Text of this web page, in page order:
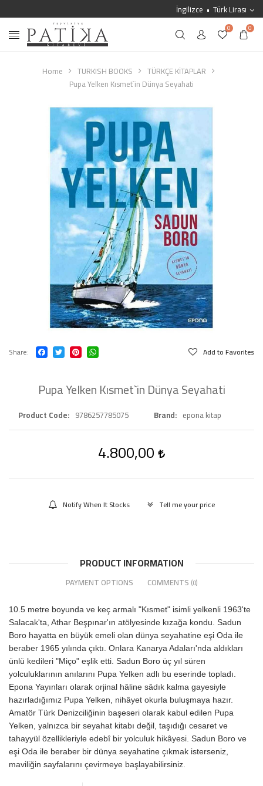
İngilizce Türk Lirası
0 0
Home TURKISH BOOKS
TÜRKÇE KİTAPLAR
Pupa Yelken Kısmet`in Dünya Seyahati
Share Add to Favorites
Pupa Yelken Kısmet`in Dünya Seyahati
Product Code 9786257785075 Brand epona kitap
4.800,00
Notify When It Stocks Tell me your price
PRODUCT INFORMATION
PAYMENT OPTIONS COMMENTS (0)
10.5 metre boyunda ve keç armalı "Kısmet" isimli yelkenli 1963'te
Salacak'ta, Athar Beşpınar'ın atölyesinde kızağa kondu. Sadun
Boro hayatta en büyük emeli olan dünya seyahatine eşi Oda ile
beraber 1965 yılında çıktı. Onlara Kanarya Adaları'nda aldıkları
ünlü kedileri "Miço" eşlik etti. Sadun Boro üç yıl süren
yolculuklarının anılarını Pupa Yelken adlı bu eserinde topladı.
Epona Yayınları olarak orjinal hâline sâdık kalma gayesiyle
hazırladığımız Pupa Yelken, nihâyet okurla buluşmaya hazır.
Amatör Türk Denizciliğinin başeseri olarak kabul edilen Pupa
Yelken, yalnızca bir seyahat kitabı değil, taşıdığı cesaret ve
tahayyül özellikleriyle edebî bir yolculuk hikâyesi. Sadun Boro ve
eşi Oda ile beraber bir dünya seyahatine çıkmak isterseniz,
maviliğin sayfalarını çevirmeye başlayabilirsiniz.